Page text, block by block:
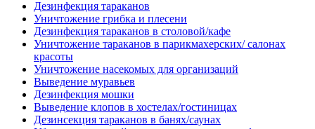
Дезинфекция тараканов
Уничтожение грибка и плесени
Дезинфекция тараканов в столовой/кафе
Уничтожение тараканов в парикмахерских/ салонах
красоты
Уничтожение насекомых для организаций
Выведение муравьев
Дезинфекция мошки
Выведение клопов в хостелах/гостиницах
Дезинсекция тараканов в банях/саунах